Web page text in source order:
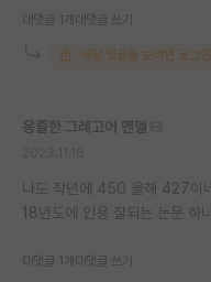
대댓글 1개 대댓글 쓰기
해당 댓글을 보려면 로그
옹졸한 그레고어 멘델
나도 작년에 450 올해 427이
18년도에 인용 잘되는 논문 하
대댓글 1개 대댓글 쓰기